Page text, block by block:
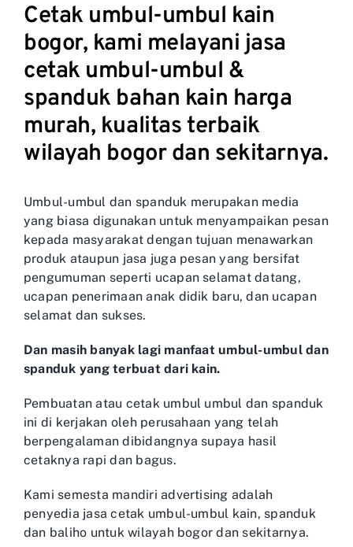
Cetak umbul-umbul kain
bogor, kami melayani jasa
cetak umbul-umbul &
spanduk bahan kain harga
murah, kualitas terbaik
wilayah bogor dan sekitarnya.
Umbul-umbul dan spanduk merupakan media
yang biasa digunakan untuk menyampaikan pesan
kepada masyarakat dengan tujuan menawarkan
produk ataupun jasa juga pesan yang bersifat
pengumuman seperti ucapan selamat datang,
ucapan penerimaan anak didik baru, dan ucapan
selamat dan sukses.
Dan masih banyak lagi manfaat umbul-umbul dan
spanduk yang terbuat dari kain.
Pembuatan atau cetak umbul umbul dan spanduk
ini di kerjakan oleh perusahaan yang telah
berpengalaman dibidangnya supaya hasil
cetaknya rapi dan bagus.
Kami semesta mandiri advertising adalah
penyedia jasa cetak umbul-umbul kain, spanduk
dan baliho untuk wilayah bogor dan sekitarnya.